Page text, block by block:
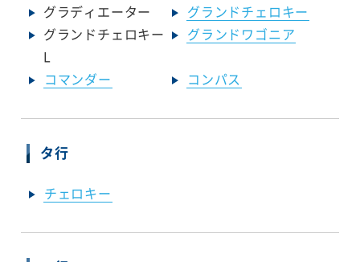
グラディエーター
グランドチェロキー
グランドチェロキー
L
グランドワゴニア
コマンダー コンパス
タ行
チェロキー